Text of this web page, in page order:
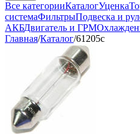
Все категорииКаталогУценка
системаФильтрыПодвеска и
АКБДвигатель и ГРМ
Главная/Каталог/61205с